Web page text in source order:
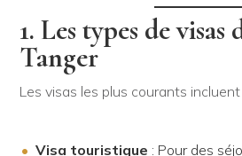
1. Les types de
Tanger
Les visas les plus courants incluent
Visa touristique : Pour des